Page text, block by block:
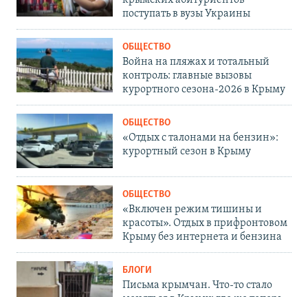
поступать в вузы Украины
ОБЩЕСТВО
Война на пляжах и тотальный
контроль: главные вызовы
курортного сезона-2026 в Крыму
ОБЩЕСТВО
«Отдых с талонами на бензин»:
курортный сезон в Крыму
ОБЩЕСТВО
«Включен режим тишины и
красоты». Отдых в прифронтовом
Крыму без интернета и бензина
БЛОГИ
Письма крымчан. Что-то стало